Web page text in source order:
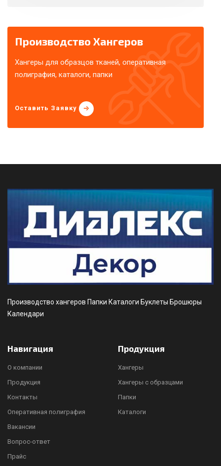
Производство Хангеров
Хангеры для образцов тканей, оперативная
полиграфия, каталоги, папки
Оставить Заявку
Производство хангеров Папки Каталоги Буклеты Брошюры
Календари
Навигация
О компании
Продукция
Контакты
Оперативная полиграфия
Вакансии
Вопрос-ответ
Прайс
Продукция
Хангеры
Хангеры с образцами
Папки
Каталоги